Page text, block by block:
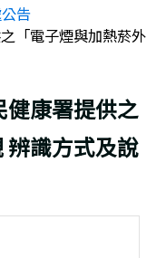
告
「電子煙與加熱菸外
康署提供之
辨識方式及說